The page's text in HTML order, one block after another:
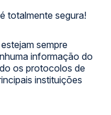
totalmente segura!
sempre
informação do
os protocolos de
instituições